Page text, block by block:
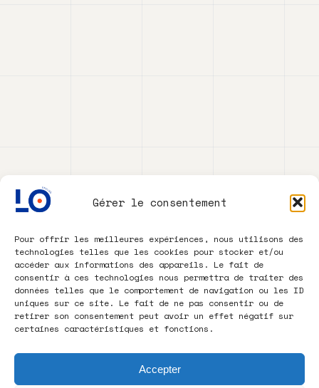
Gérer le consentement
Pour offrir les meilleures expériences, nous utilisons des
technologies telles que les cookies pour stocker et/ou
accéder aux informations des appareils. Le fait de
consentir à ces technologies nous permettra de traiter des
données telles que le comportement de navigation ou les ID
uniques sur ce site. Le fait de ne pas consentir ou de
retirer son consentement peut avoir un effet négatif sur
certaines caractéristiques et fonctions.
Accepter